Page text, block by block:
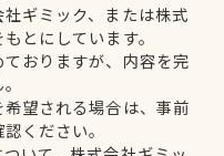
ギミック、または株式
とにしています。
おりますが、内容を完
望される場合は、事前
ください。